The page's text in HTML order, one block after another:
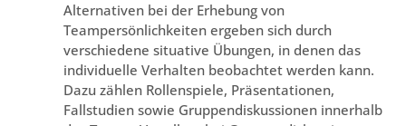
Alternativen bei der Erhebung von
Teampersönlichkeiten ergeben sich durch
verschiedene situative Übungen, in denen das
individuelle Verhalten beobachtet werden kann.
Dazu zählen Rollenspiele, Präsentationen,
Fallstudien sowie Gruppendiskussionen innerhalb